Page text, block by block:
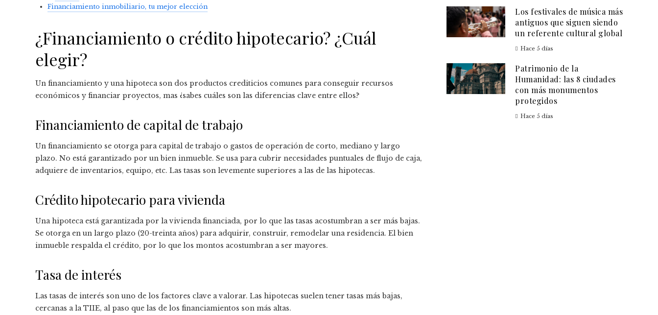
Financiamiento inmobiliario, tu mejor elección
¿Financiamiento o crédito hipotecario? ¿Cuál
elegir?
Un financiamiento y una hipoteca son dos productos crediticios comunes para conseguir recursos
económicos y financiar proyectos, mas ¿sabes cuáles son las diferencias clave entre ellos?
Financiamiento de capital de trabajo
Un financiamiento se otorga para capital de trabajo o gastos de operación de corto, mediano y largo
plazo. No está garantizado por un bien inmueble. Se usa para cubrir necesidades puntuales de flujo de caja,
adquiere de inventarios, equipo, etc. Las tasas son levemente superiores a las de las hipotecas.
Crédito hipotecario para vivienda
Una hipoteca está garantizada por la vivienda financiada, por lo que las tasas acostumbran a ser más bajas.
Se otorga en un largo plazo (20-treinta años) para adquirir, construir, remodelar una residencia. El bien
inmueble respalda el crédito, por lo que los montos acostumbran a ser mayores.
Tasa de interés
Las tasas de interés son uno de los factores clave a valorar. Las hipotecas suelen tener tasas más bajas,
cercanas a la TIIE, al paso que las de los financiamientos son más altas.
Los festivales de música más
antiguos que siguen siendo
un referente cultural global
Hace 5 días
Patrimonio de la
Humanidad: las 8 ciudades
con más monumentos
protegidos
Hace 5 días